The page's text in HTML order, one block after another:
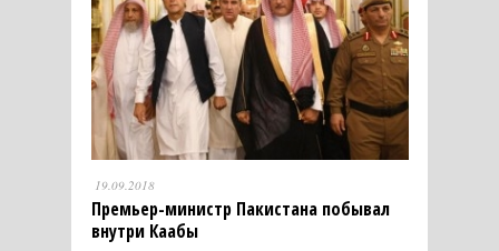
19.09.2018
Премьер-министр Пакистана побывал
внутри Каабы